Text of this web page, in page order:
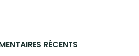
RÉCENTS